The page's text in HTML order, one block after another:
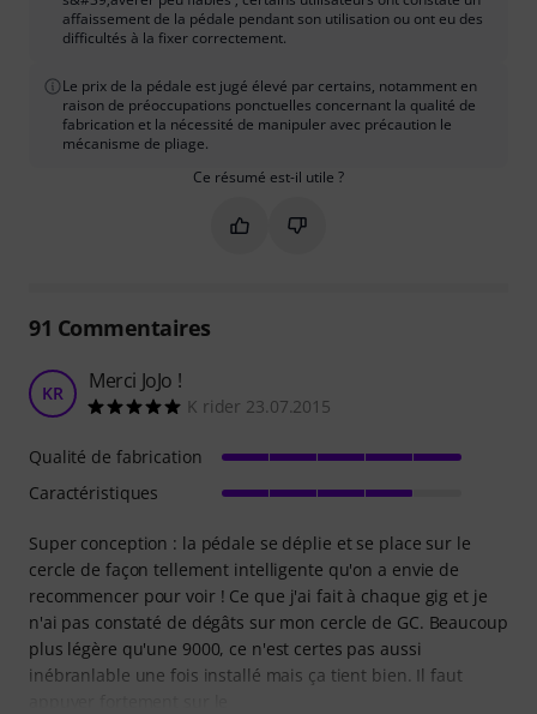
affaissement de la pédale pendant son utilisation ou ont eu des
difficultés à la fixer correctement.
Le prix de la pédale est jugé élevé par certains, notamment en
raison de préoccupations ponctuelles concernant la qualité de
fabrication et la nécessité de manipuler avec précaution le
mécanisme de pliage.
Ce résumé est-il utile ?
Marquer ce résumé comme utile
Marquer ce résumé comme
91 Commentaires
KR Merci JoJo !
K rider 23.07.2015
Super conception : la pédale se déplie et se place sur le
cercle de façon tellement intelligente qu'on a envie de
recommencer pour voir ! Ce que j'ai fait à chaque gig et je
n'ai pas constaté de dégâts sur mon cercle de GC. Beaucoup
plus légère qu'une 9000, ce n'est certes pas aussi
inébranlable une fois installé mais ça tient bien. Il faut
Qualité de fabrication
Caractéristiques